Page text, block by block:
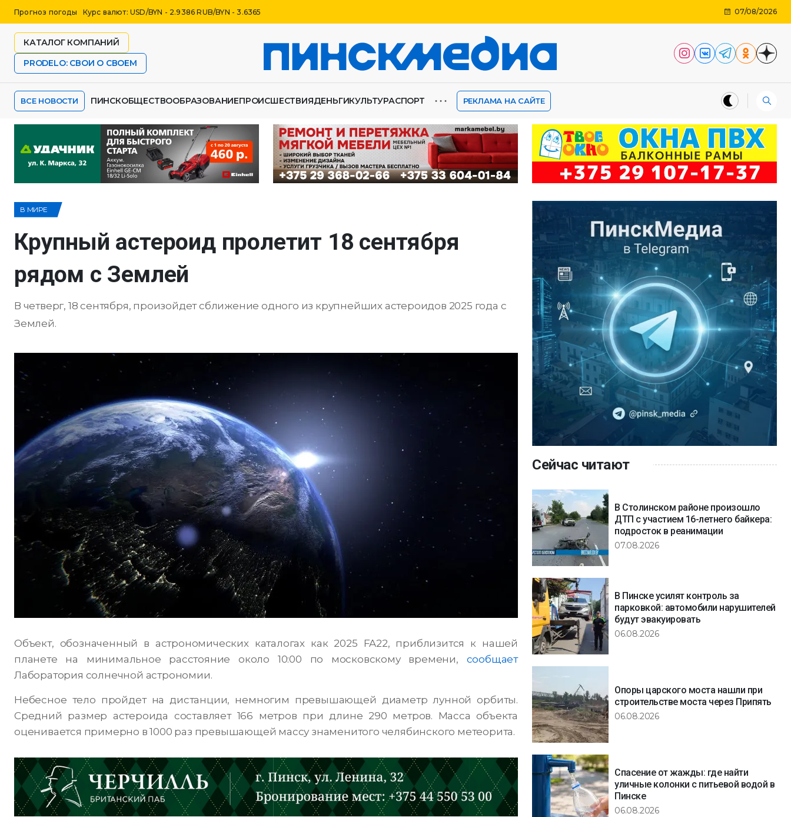
Прогноз погоды Курс валют: USD/BYN - 2.9386 RUB/BYN - 3.6365 07/08/2026
КАТАЛОГ КОМПАНИЙ
PRODELO: СВОИ О СВОЕМ
ВСЕ НОВОСТИ ПИНСКОБЩЕСТВООБРАЗОВАНИЕПРОИСШЕСТВИЯДЕНЬГИКУЛЬТУРАСПОРТ ⋯ РЕКЛАМА НА САЙТЕ
В МИРЕ
Крупный астероид пролетит 18 сентября
рядом с Землей
В четверг, 18 сентября, произойдет сближение одного из крупнейших астероидов 2025 года с
Землей.
Объект, обозначенный в астрономических каталогах как 2025 FA22, приблизится к нашей
планете на минимальное расстояние около 10:00 по московскому времени, сообщает
Лаборатория солнечной астрономии.
Небесное тело пройдет на дистанции, немногим превышающей диаметр лунной орбиты.
Средний размер астероида составляет 166 метров при длине 290 метров. Масса объекта
оценивается примерно в 1000 раз превышающей массу знаменитого челябинского метеорита.
Сейчас читают
В Столинском районе произошло
ДТП с участием 16-летнего байкера:
подросток в реанимации
07.08.2026
В Пинске усилят контроль за
парковкой: автомобили нарушителей
будут эвакуировать
06.08.2026
Опоры царского моста нашли при
строительстве моста через Припять
06.08.2026
Спасение от жажды: где найти
уличные колонки с питьевой водой в
Пинске
06.08.2026